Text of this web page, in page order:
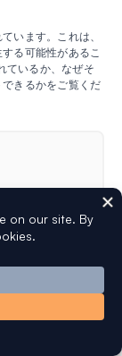
います。これは、
る可能性があるこ
ているか、なぜそ
きるかをご覧くだ
プラグ
いだり、ロ